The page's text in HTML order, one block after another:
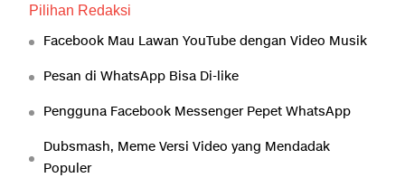
Pilihan Redaksi
Facebook Mau Lawan YouTube dengan Video Musik
Pesan di WhatsApp Bisa Di-like
Pengguna Facebook Messenger Pepet WhatsApp
Dubsmash, Meme Versi Video yang Mendadak
Populer